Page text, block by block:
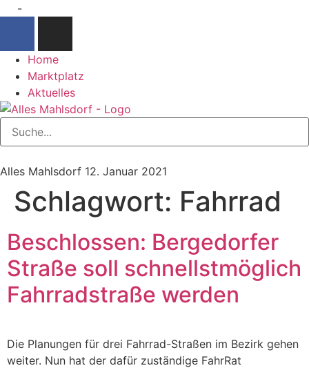
-
Home
Marktplatz
Aktuelles
Alles Mahlsdorf 12. Januar 2021
Schlagwort: Fahrrad
Beschlossen: Bergedorfer
Straße soll schnellstmöglich
Fahrradstraße werden
Die Planungen für drei Fahrrad-Straßen im Bezirk gehen
weiter. Nun hat der dafür zuständige FahrRat